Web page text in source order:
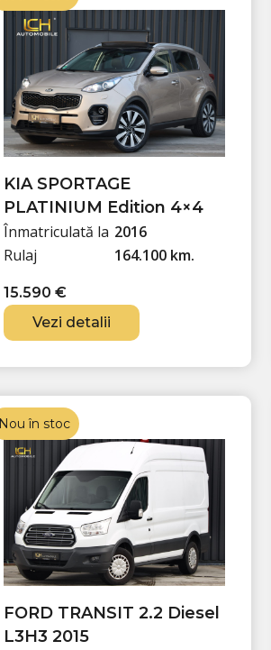
€
.
n
i
ț
i
a
l
a
f
o
s
8
.
9
0
€
.
u
r
e
n
t
e
s
e
:
2
9
9
0
KIA SPORTAGE
PLATINIUM Edition 4×4
Înmatriculată la
Rulaj
2016
164.100 km.
15.590€
Vezi detalii
Nou în stoc
FORD TRANSIT 2.2 Diesel
L3H3 2015